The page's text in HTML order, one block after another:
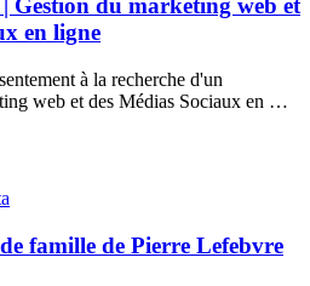
Gestion du marketing web et
en ligne
à la recherche d'un
web et des Médias Sociaux en …
famille de Pierre Lefebvre